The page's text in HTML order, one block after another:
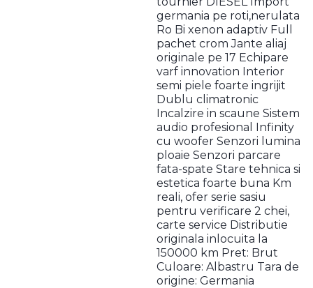
germania pe roti,nerulata
Ro Bi xenon adaptiv Full
pachet crom Jante aliaj
originale pe 17 Echipare
varf innovation Interior
semi piele foarte ingrijit
Dublu climatronic
Incalzire in scaune Sistem
audio profesional Infinity
cu woofer Senzori lumina
ploaie Senzori parcare
fata-spate Stare tehnica si
estetica foarte buna Km
reali, ofer serie sasiu
pentru verificare 2 chei,
carte service Distributie
originala inlocuita la
150000 km Pret: Brut
Culoare: Albastru Tara de
origine: Germania